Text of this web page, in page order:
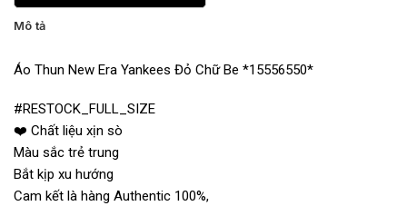
Mô tả
Áo Thun New Era Yankees Đỏ Chữ Be *15556550*
#RESTOCK_FULL_SIZE
❤️ Chất liệu xịn sò
Màu sắc trẻ trung
Bắt kịp xu hướng
Cam kết là hàng Authentic 100%,